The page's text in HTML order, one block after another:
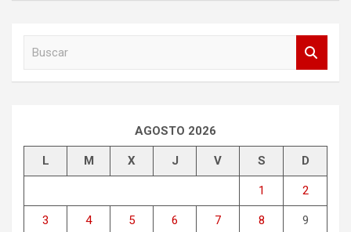
AGOSTO 2026
L M X J V S D
1 2
3 4 5 6 7 8 9